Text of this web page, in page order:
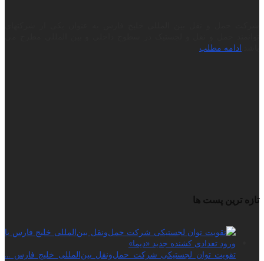
ادامه مطلب
تازه ترین پست ها
تقویت توان لجستیکی شرکت حمل‌ونقل بین‌المللی خلیج فارس ...